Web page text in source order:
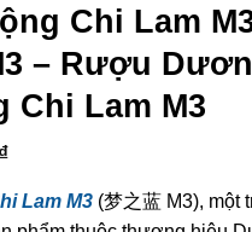
Chi Lam
– Rượu
Chi Lam M3
₫
Lam M3 (梦之蓝 M3), một